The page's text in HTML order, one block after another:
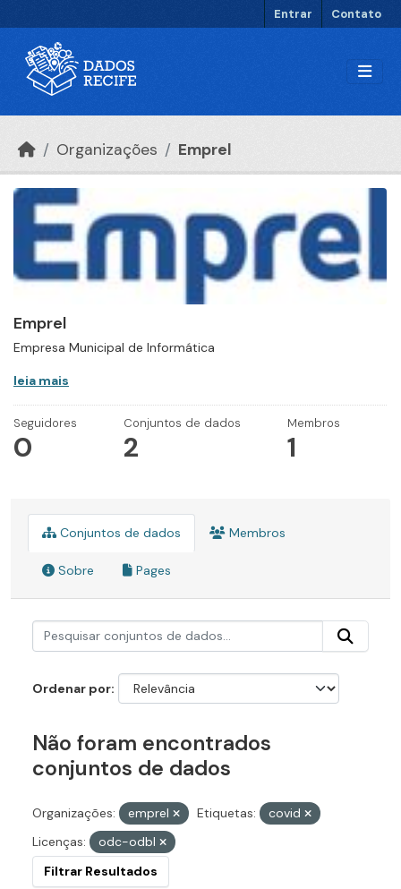
Entrar Contato
Organizações Emprel
Emprel
Empresa Municipal de Informática
leia mais
Seguidores
0
Conjuntos de dados
2
Membros
1
Conjuntos de dados Membros
Sobre Pages
Ordenar por
Não foram encontrados
conjuntos de dados
Organizações: emprel Etiquetas:
covid
Licenças:
odc-odbl
Filtrar Resultados